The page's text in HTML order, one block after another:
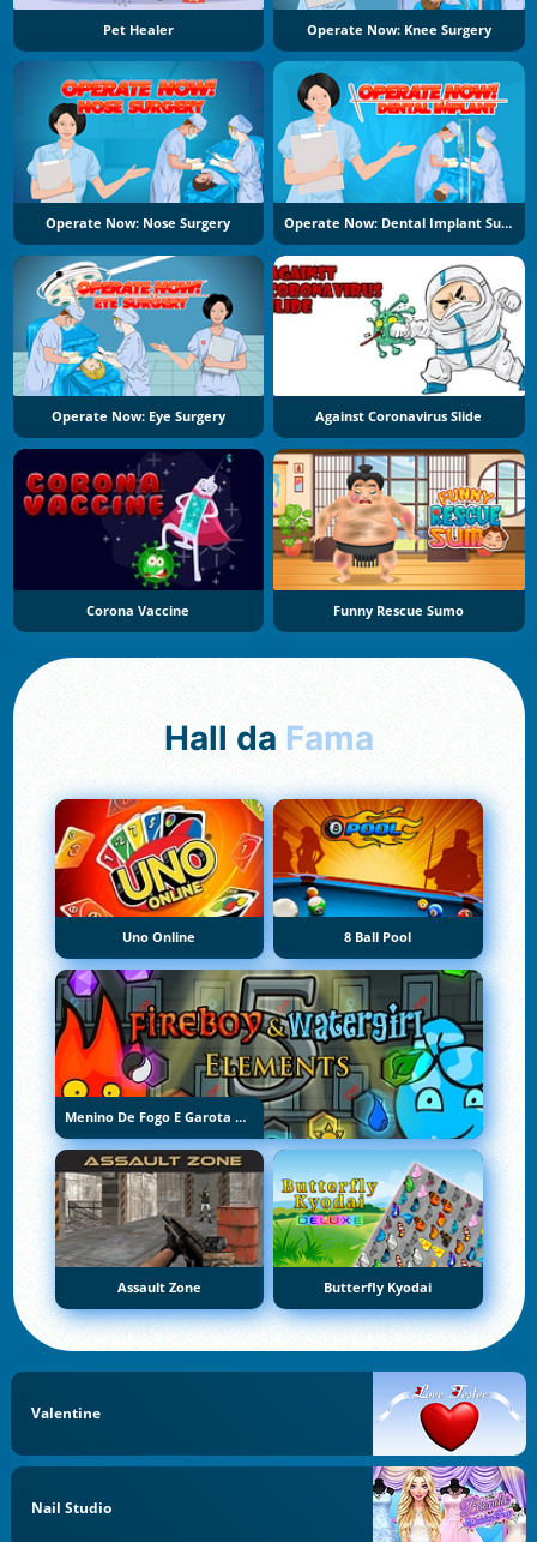
Pet Healer Operate Now: Knee Surgery
Operate Now: Nose Surgery Operate Now: Dental Implant Surgery
Operate Now: Eye Surgery Against Coronavirus Slide
Corona Vaccine Funny Rescue Sumo
Hall da Fama
Uno Online 8 Ball Pool
Menino De Fogo E Garota De Água 5: Elementos
Assault Zone Butterfly Kyodai
Valentine
Nail Studio